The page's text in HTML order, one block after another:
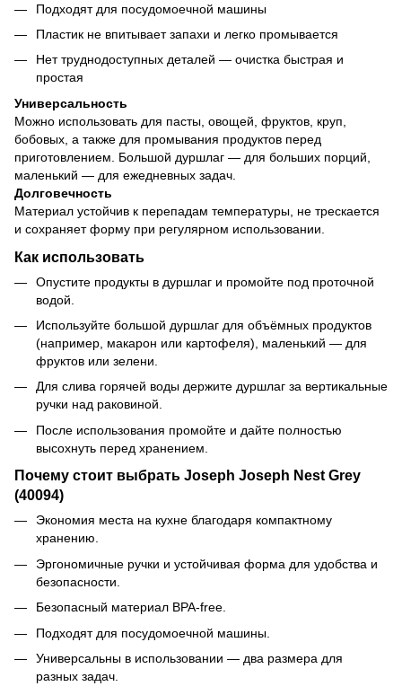
Подходят для посудомоечной машины
Пластик не впитывает запахи и легко промывается
Нет труднодоступных деталей — очистка быстрая и
простая
Универсальность
Можно использовать для пасты, овощей, фруктов, круп,
бобовых, а также для промывания продуктов перед
приготовлением. Большой дуршлаг — для больших порций,
маленький — для ежедневных задач.
Долговечность
Материал устойчив к перепадам температуры, не трескается
и сохраняет форму при регулярном использовании.
Как использовать
Опустите продукты в дуршлаг и промойте под проточной
водой.
Используйте большой дуршлаг для объёмных продуктов
(например, макарон или картофеля), маленький — для
фруктов или зелени.
Для слива горячей воды держите дуршлаг за вертикальные
ручки над раковиной.
После использования промойте и дайте полностью
высохнуть перед хранением.
Почему стоит выбрать Joseph Joseph Nest Grey
(40094)
Экономия места на кухне благодаря компактному
хранению.
Эргономичные ручки и устойчивая форма для удобства и
безопасности.
Безопасный материал BPA-free.
Подходят для посудомоечной машины.
Универсальны в использовании — два размера для
разных задач.